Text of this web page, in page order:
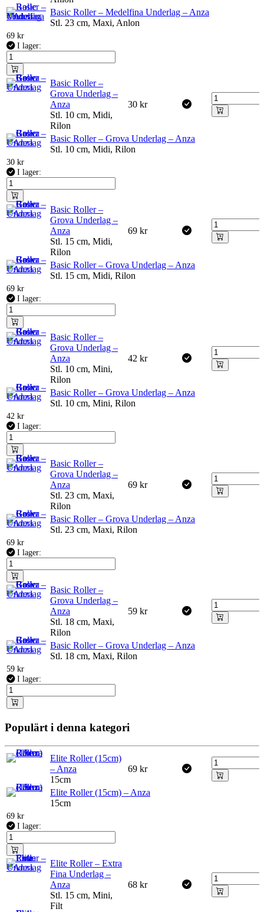
Basic Roller – Medelfina Underlag – Anza
Stl. 23 cm, Maxi, Anlon
69 kr
I lager:
Basic Roller –
Grova Underlag –
Anza
Stl. 10 cm, Midi,
Rilon
30 kr
Basic Roller – Grova Underlag – Anza
Stl. 10 cm, Midi, Rilon
30 kr
I lager:
Basic Roller –
Grova Underlag –
Anza
Stl. 15 cm, Midi,
Rilon
69 kr
Basic Roller – Grova Underlag – Anza
Stl. 15 cm, Midi, Rilon
69 kr
I lager:
Basic Roller –
Grova Underlag –
Anza
Stl. 10 cm, Mini,
Rilon
42 kr
Basic Roller – Grova Underlag – Anza
Stl. 10 cm, Mini, Rilon
42 kr
I lager:
Basic Roller –
Grova Underlag –
Anza
Stl. 23 cm, Maxi,
Rilon
69 kr
Basic Roller – Grova Underlag – Anza
Stl. 23 cm, Maxi, Rilon
69 kr
I lager:
Basic Roller –
Grova Underlag –
Anza
Stl. 18 cm, Maxi,
Rilon
59 kr
Basic Roller – Grova Underlag – Anza
Stl. 18 cm, Maxi, Rilon
59 kr
I lager:
Populärt i denna kategori
Elite Roller (15cm)
– Anza
15cm
69 kr
Elite Roller (15cm) – Anza
15cm
69 kr
I lager:
Elite Roller – Extra
Fina Underlag –
Anza
Stl. 15 cm, Mini,
Filt
68 kr